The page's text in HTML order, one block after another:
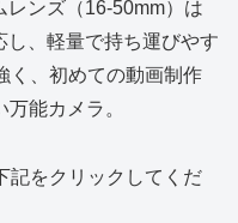
ンズ（16‑50mm）は
し、軽量で持ち運びやす
く、初めての動画制作
能カメラ。
記をクリックしてくだ